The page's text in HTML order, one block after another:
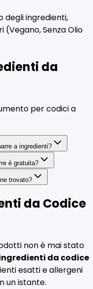
degli ingredienti,
Senza Olio
da
per codici a
a ingredienti?
è gratuita?
trovato?
da Codice
non è mai stato
da codice
esatti e allergeni
un istante.